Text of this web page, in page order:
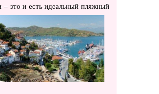
это и есть идеальный пляжный